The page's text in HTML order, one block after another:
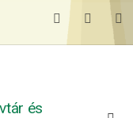
és